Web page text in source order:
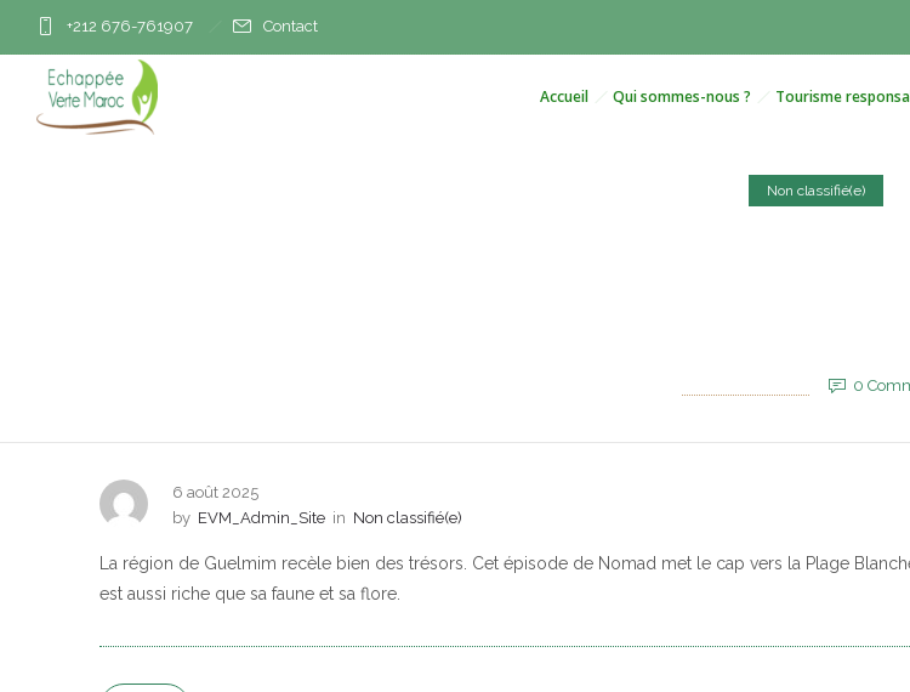
+212 676-761907 Contact
Accueil Qui sommes-nous ? Tourisme
Non classifié(e)
0
6 août 2025
by EVM_Admin_Site in Non classifié(e)
La région de Guelmim recèle bien des trésors. Cet épisode de Nomad met le cap vers la Plage
est aussi riche que sa faune et sa flore.